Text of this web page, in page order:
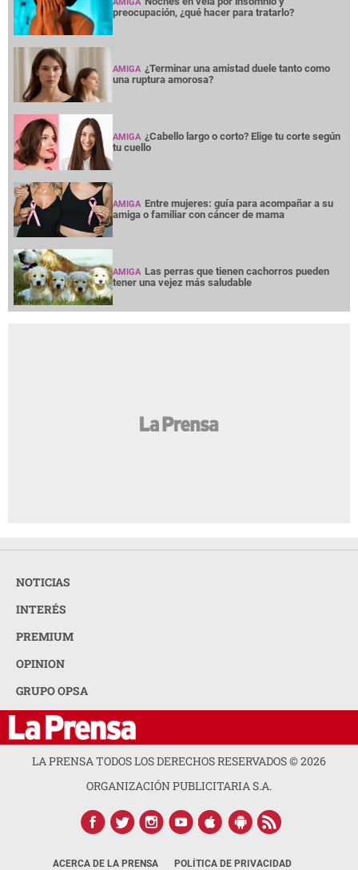
preocupación, ¿qué hacer para tratarlo?
AMIGA ¿Terminar una amistad duele tanto como
una ruptura amorosa?
AMIGA ¿Cabello largo o corto? Elige tu corte según
tu cuello
AMIGA Entre mujeres: guía para acompañar a su
amiga o familiar con cáncer de mama
AMIGA Las perras que tienen cachorros pueden
tener una vejez más saludable
NOTICIAS
INTERÉS
PREMIUM
OPINION
GRUPO OPSA
LA PRENSA TODOS LOS DERECHOS RESERVADOS ©2026
ORGANIZACIÓN PUBLICITARIA S.A.
ACERCA DE LA PRENSA POLÍTICA DE PRIVACIDAD